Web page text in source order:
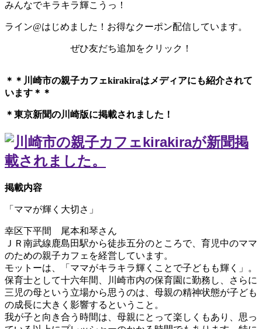
みんなでキラキラ輝こうっ！
ライン@はじめました！お得なクーポン配信しています。
ぜひ友だち追加をクリック！
＊＊川崎市の親子カフェkirakiraは メディアにも紹介されて
います＊＊
＊東京新聞の川崎版に掲載されました！
掲載内容
「ママが輝く大切さ」
幸区下平間 尾本和琴さん
ＪＲ南武線鹿島田駅から徒歩五分のところで、育児中のママ
のための親子カフェを経営しています。
モットーは、「ママがキラキラ輝くことで子どもも輝く」。
保育士として十六年間、川崎市内の保育園に勤務し、さらに
三児の母という立場から思うのは、母親の精神状態が子ども
の成長に大きく影響するということ。
我が子と向き合う時間は、母親にとって楽しくもあり、思っ